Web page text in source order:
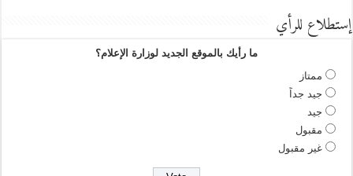
إستطلاع للرأي
ما رأيك بالموقع الجديد لوزارة الإعلام؟
ممتاز
جيد جداً
جيد
مقبول
غير مقبول